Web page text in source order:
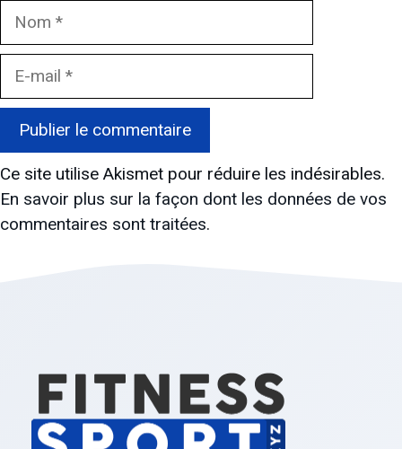
Nom
Ce site utilise Akismet pour réduire les indésirables.
En savoir plus sur la façon dont les données de vos
commentaires sont traitées.